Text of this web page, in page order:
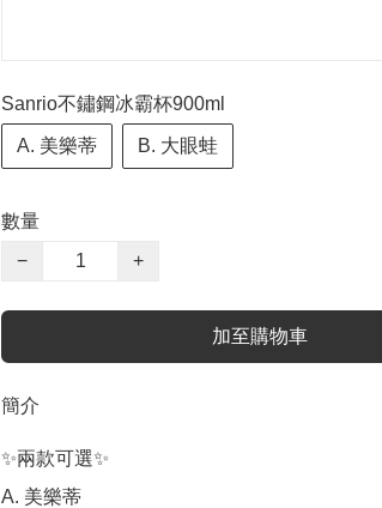
Sanrio不鏽鋼冰霸杯900ml
A. 美樂蒂 B. 大眼蛙
數量
−
+
加至購物車
簡介
✨兩款可選✨
A. 美樂蒂